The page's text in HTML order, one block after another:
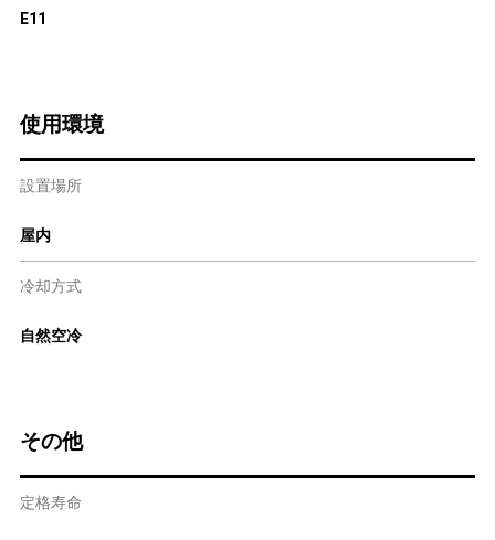
E11
使用環境
設置場所
屋内
冷却方式
自然空冷
その他
定格寿命